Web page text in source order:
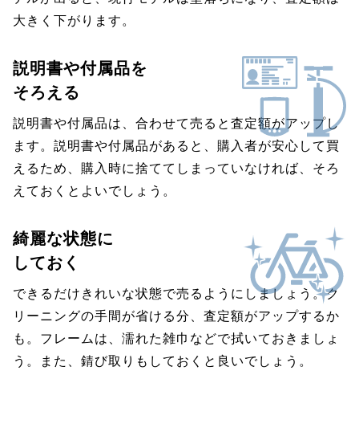
大きく下がります。
説明書や付属品を
そろえる
説明書や付属品は、合わせて売ると査定額がアップし
ます。説明書や付属品があると、購入者が安心して買
えるため、購入時に捨ててしまっていなければ、そろ
えておくとよいでしょう。
綺麗な状態に
しておく
できるだけきれいな状態で売るようにしましょう。ク
リーニングの手間が省ける分、査定額がアップするか
も。フレームは、濡れた雑巾などで拭いておきましょ
う。また、錆び取りもしておくと良いでしょう。